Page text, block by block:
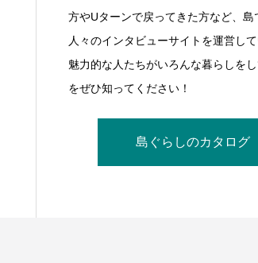
方やUターンで戻ってきた方など、島
人々のインタビューサイトを運営して
魅力的な人たちがいろんな暮らしを
をぜひ知ってください！
島ぐらしのカタログ